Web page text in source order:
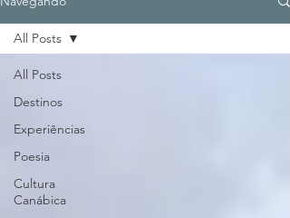
All Posts
Destinos
Experiências
Poesia
Cultura
Canábica
All Posts